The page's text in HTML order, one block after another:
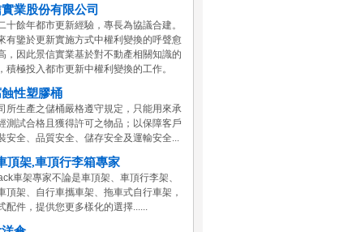
業股份有限公司
十餘年都市更新經驗，專長為協議合建。
有鑒於更新實施方式中權利變換的呼聲愈
，因此景信實業基於對不動產相關知識的
積極投入都市更新中權利變換的工作。
性塑膠桶
所生產之儲桶嚴格遵守規定，只能用來承
測試合格且獲得許可之物品；以保障客戶
安全、品質安全、儲存安全及運輸安全...
頂架,車頂行李箱專家
車架專家不論是車頂架、車頂行李架、
頂架、自行車攜車架、拖車式自行車架，
配件，提供您更多樣化的選擇......